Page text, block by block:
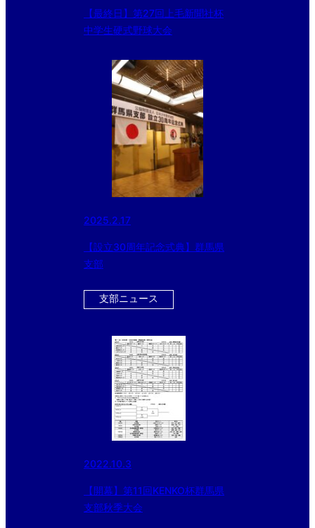
【最終日】第27回上毛新聞社杯
中学生硬式野球大会
2025.2.17
【設立30周年記念式典】群馬県
支部
支部ニュース
2022.10.3
【開幕】第11回KENKO杯群馬県
支部秋季大会